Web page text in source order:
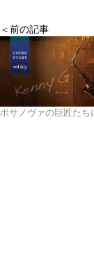
＜前の記事